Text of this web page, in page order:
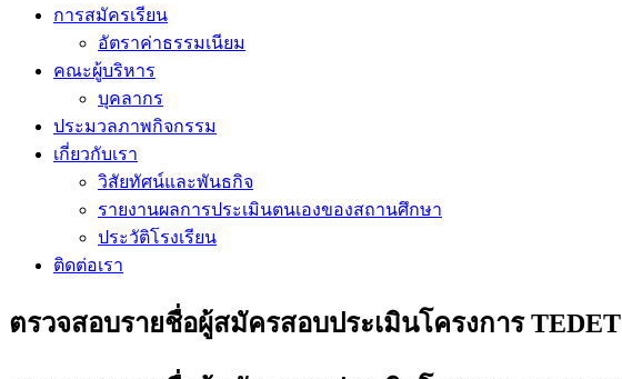
การสมัครเรียน
อัตราค่าธรรมเนียม
คณะผู้บริหาร
บุคลากร
ประมวลภาพกิจกรรม
เกี่ยวกับเรา
วิสัยทัศน์และพันธกิจ
รายงานผลการประเมินตนเองของสถานศึกษา
ประวัติโรงเรียน
ติดต่อเรา
ตรวจสอบรายชื่อผู้สมัครสอบประเมินโครงการ TEDET